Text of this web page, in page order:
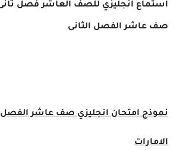
استماع انجليزي للصف العاشرفصل ثانى
صف عاشر الفصل الثانى
الامارات